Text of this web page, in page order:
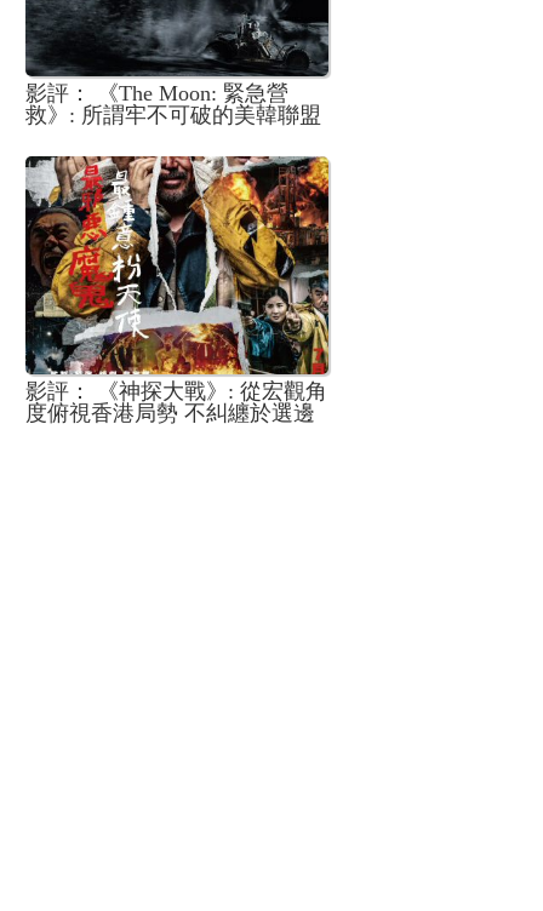
影評： 《The Moon: 緊急營
救》: 所謂牢不可破的美韓聯盟
存之道
影評： 《神探大戰》: 從宏觀角
度俯視香港局勢 不糾纏於選邊